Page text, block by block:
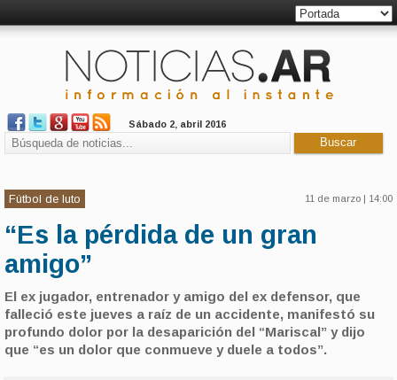
Sábado 2, abril 2016
Fútbol de luto 11 de marzo | 14:00
“Es la pérdida de un gran
amigo”
El ex jugador, entrenador y amigo del ex defensor, que
falleció este jueves a raíz de un accidente, manifestó su
profundo dolor por la desaparición del “Mariscal” y dijo
que “es un dolor que conmueve y duele a todos”.